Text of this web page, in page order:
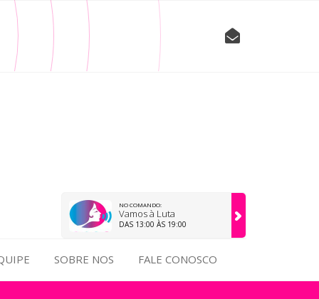
NO COMANDO:
Vamos à Luta
DAS 13:00 ÀS 19:00
SOBRE NOS FALE CONOSCO